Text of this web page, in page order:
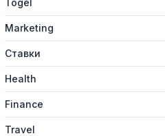
Togel
Marketing
Ставки
Health
Finance
Travel